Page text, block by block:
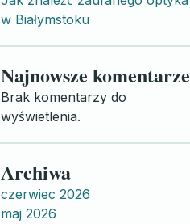
w Białymstoku
Najnowsze komentarze
Brak komentarzy do
wyświetlenia.
Archiwa
czerwiec 2026
maj 2026